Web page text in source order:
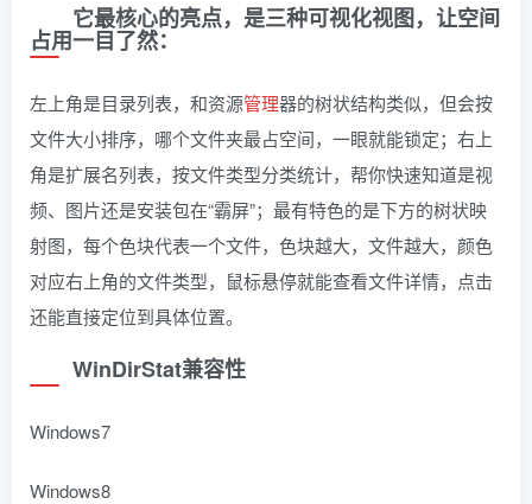
它最核心的亮点，是三种可视化视图，让空间
占用一目了然：
左上角是目录列表，和资源管理器的树状结构类似，但会按
文件大小排序，哪个文件夹最占空间，一眼就能锁定；右上
角是扩展名列表，按文件类型分类统计，帮你快速知道是视
频、图片还是安装包在“霸屏”；最有特色的是下方的树状映
射图，每个色块代表一个文件，色块越大，文件越大，颜色
对应右上角的文件类型，鼠标悬停就能查看文件详情，点击
还能直接定位到具体位置。
WinDirStat兼容性
Windows7
Windows8